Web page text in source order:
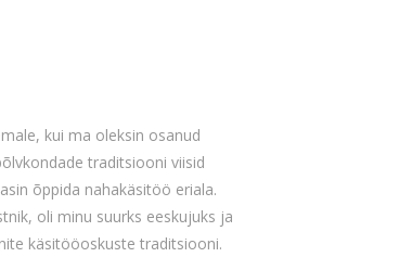
kui ma oleksin osanud
traditsiooni viisid
õppida nahakäsitöö eriala.
oli minu suurks eeskujuks ja
käsitööoskuste traditsiooni.